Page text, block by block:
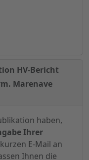
HV-Bericht
Marenave
haben,
Ihrer
E-Mail an
Ihnen die